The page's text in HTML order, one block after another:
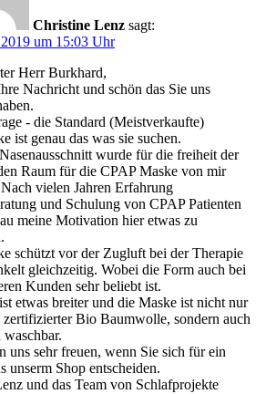
Christine Lenz sagt:
2019 um 15:03 Uhr
Herr Burkhard,
Nachricht und schön das Sie uns
- die Standard (Meistverkaufte)
ist genau das was sie suchen.
wurde für die freiheit der
Raum für die CPAP Maske von mir
vielen Jahren Erfahrung
und Schulung von CPAP Patienten
meine Motivation hier etwas zu
schützt vor der Zugluft bei der Therapie
gleichzeitig. Wobei die Form auch bei
Kunden sehr beliebt ist.
etwas breiter und die Maske ist nicht nur
zertifizierter Bio Baumwolle, sondern auch
uns sehr freuen, wenn Sie sich für ein
unserm Shop entscheiden.
und das Team von Schlafprojekte